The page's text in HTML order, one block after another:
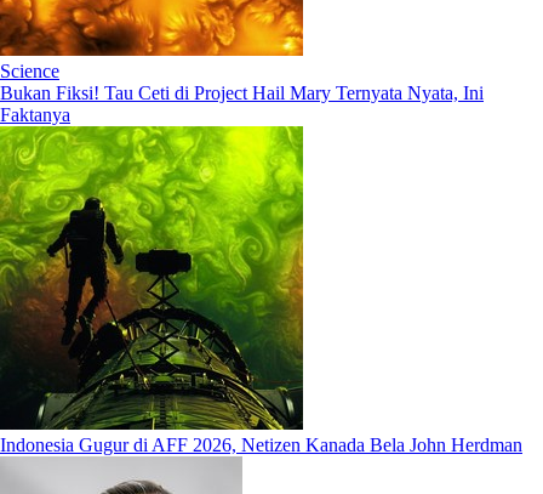
Science
Bukan Fiksi! Tau Ceti di Project Hail Mary Ternyata Nyata, Ini
Faktanya
Indonesia Gugur di AFF 2026, Netizen Kanada Bela John Herdman